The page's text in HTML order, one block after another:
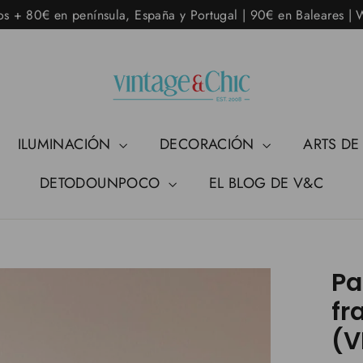
+ 80€ en península, España y Portugal | 90€ en Baleares |
ILUMINACIÓN DECORACIÓN ARTS
DETODOUNPOCO
EL BLOG DE V&C